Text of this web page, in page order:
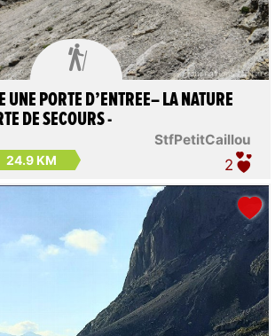

StfPetitCaillou
UNE PORTE D’ENTREE– LA NATURE
DE SECOURS -
24.9 KM 2